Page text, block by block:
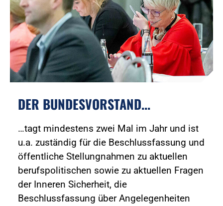
DER BUNDESVORSTAND...
…tagt mindestens zwei Mal im Jahr und ist
u.a. zuständig für die Beschlussfassung und
öffentliche Stellungnahmen zu aktuellen
berufspolitischen sowie zu aktuellen Fragen
der Inneren Sicherheit, die
Beschlussfassung über Angelegenheiten